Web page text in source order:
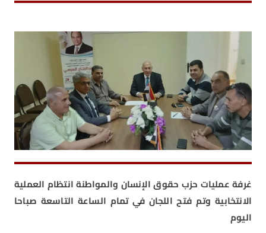
غرفة عمليات حزب حقوق الإنسان والمواطنة انتظام العملية
الانتخابية وتم فتح اللجان في تمام الساعة التاسعة صباحا
اليوم